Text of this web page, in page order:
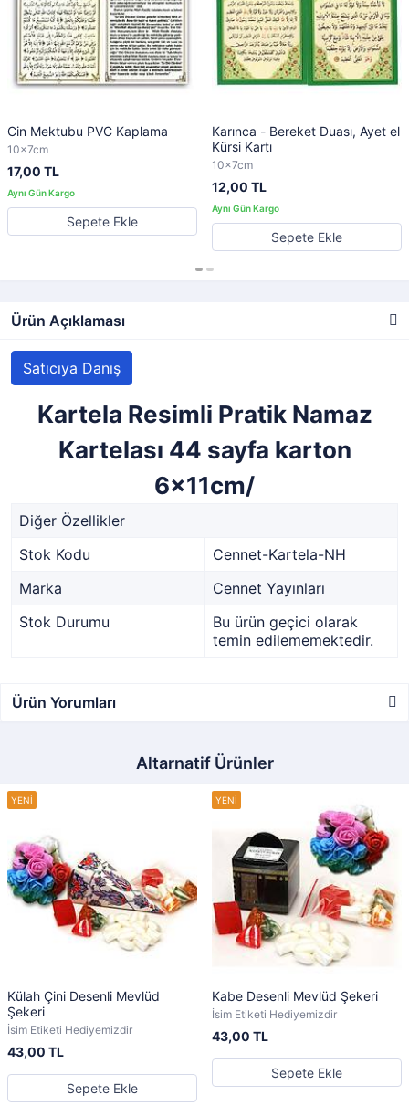
Cin Mektubu PVC Kaplama
10x7cm
17,00 TL
Sepete Ekle
Karınca - Bereket Duası, Ayet el
Kürsi Kartı
10x7cm
12,00 TL
Sepete Ekle
Ürün Açıklaması
Satıcıya Danış
Kartela Resimli Pratik Namaz
Kartelası 44 sayfa karton
6x11cm/
Diğer Özellikler
Stok Kodu
Cennet-Kartela-NH
Marka
Cennet Yayınları
Stok Durumu
Bu ürün geçici olarak
temin edilememektedir.
Ürün Yorumları
Altarnatif Ürünler
Külah Çini Desenli Mevlüd
Şekeri
İsim Etiketi Hediyemizdir
43,00 TL
Sepete Ekle
Kabe Desenli Mevlüd Şekeri
İsim Etiketi Hediyemizdir
43,00 TL
Sepete Ekle